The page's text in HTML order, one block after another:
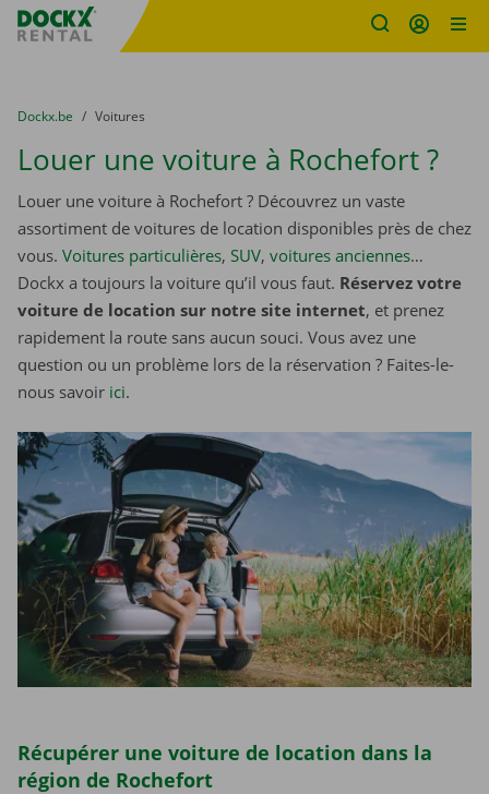
sitename
You are here:
du
Dockx.be to
Voitures
Louer une voiture à Rochefort ?
Louer une voiture à Rochefort ? Découvrez un vaste
assortiment de voitures de location disponibles près de chez
vous. Voitures particulières, SUV, voitures anciennes…
Dockx a toujours la voiture qu’il vous faut. Réservez votre
voiture de location sur notre site internet, et prenez
rapidement la route sans aucun souci. Vous avez une
question ou un problème lors de la réservation ? Faites-le-
nous savoir ici.
Récupérer une voiture de location dans la
région de Rochefort